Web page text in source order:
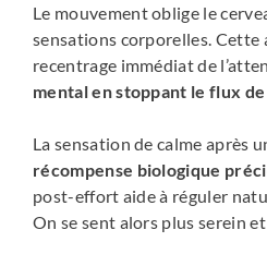
Le mouvement oblige le
sensations corporelles. Cette
recentrage immédiat de
mental en stoppant le flux
La sensation de calme après
récompense biologique
post-effort aide à réguler
On se sent alors plus serein et